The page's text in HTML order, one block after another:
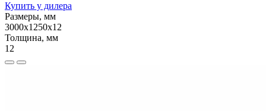
Купить у дилера
Размеры, мм
3000х1250х12
Толщина, мм
12